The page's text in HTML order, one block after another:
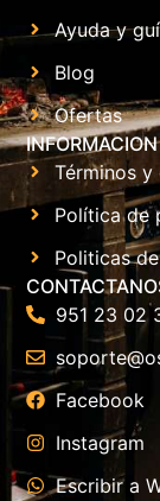
Ayuda y
Blog
Ofertas
Términos
Política de
Politicas
951 23 02
Facebook
Instagram
Escribir a